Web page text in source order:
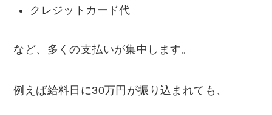
クレジットカード代
など、多くの支払いが集中します。
例えば給料日に30万円が振り込まれても、